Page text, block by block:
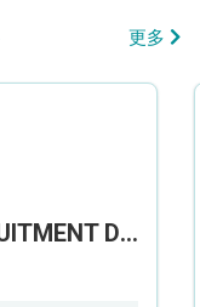
更多
THE REPULSE BAY RECRUITMENT DAY 淺水灣影灣園人才招聘會